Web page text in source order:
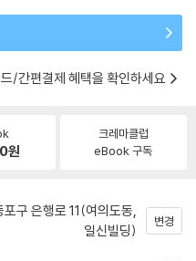
/간편결제 혜택을 확인하세요
원
크레마클럽
eBook 구독
구 은행로 11(여의도동,
일신빌딩)
변경